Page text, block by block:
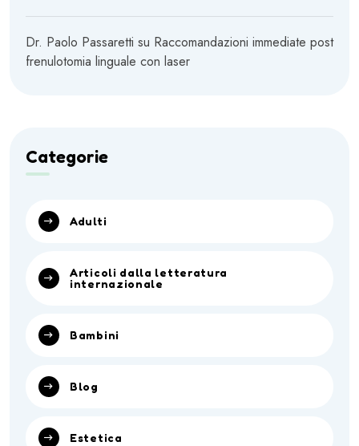
Dr. Paolo Passaretti su Raccomandazioni immediate post
frenulotomia linguale con laser
Categorie
Adulti
Articoli dalla letteratura
internazionale
Bambini
Blog
Estetica